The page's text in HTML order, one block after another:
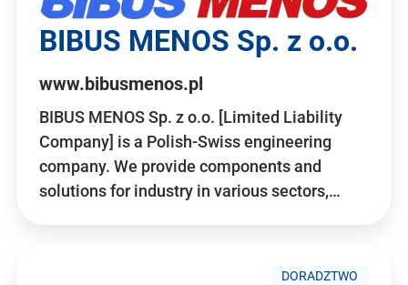
BIBUS MENOS Sp. z o.o.
www.bibusmenos.pl
BIBUS MENOS Sp. z o.o. [Limited Liability
Company] is a Polish-Swiss engineering
company. We provide components and
solutions for industry in various sectors,…
DORADZTWO